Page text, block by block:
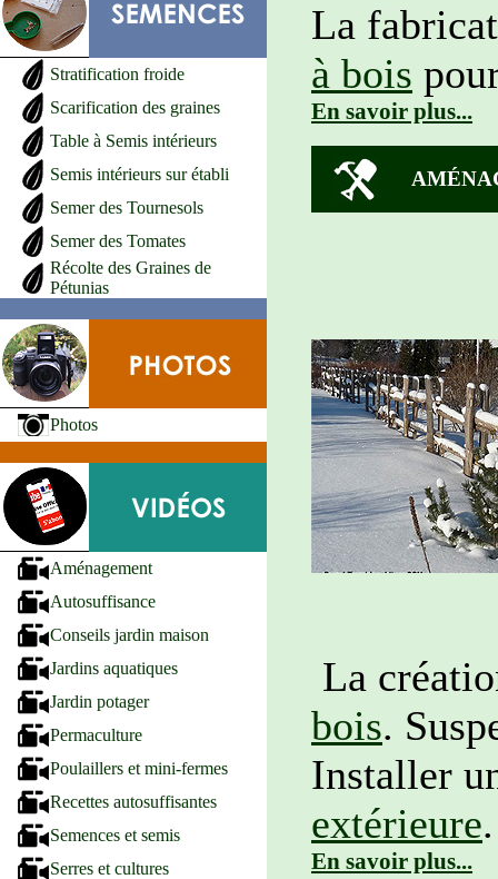
Stratification froide
Scarification des graines
Table à Semis intérieurs
Semis intérieurs sur établi
Semer des Tournesols
Semer des Tomates
Récolte des Graines de
Pétunias
Photos
Aménagement
Autosuffisance
Conseils jardin maison
Jardins aquatiques
Jardin potager
Permaculture
Poulaillers et mini-fermes
Recettes autosuffisantes
Semences et semis
Serres et cultures
La
à bois
En savoir plus...
La
bois.
Installer
extérieure.
En savoir plus...